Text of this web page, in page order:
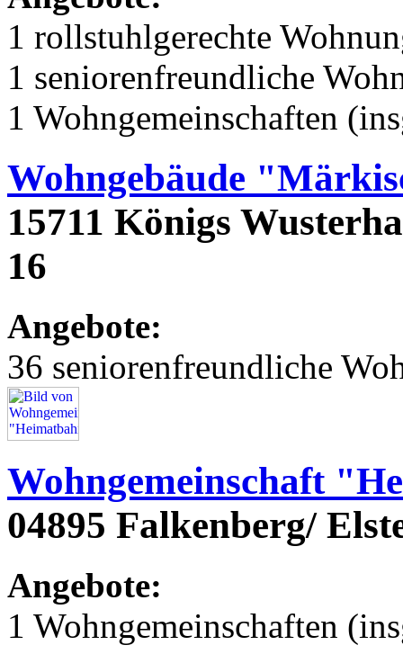
1 rollstuhlgerechte
1 seniorenfreundliche
1 Wohngemeinschaften
Wohngebäude
15711 Königs
16
Angebote:
36 seniorenfreundliche
Wohngemeinschaft
04895 Falkenberg/
Angebote:
1 Wohngemeinschaften